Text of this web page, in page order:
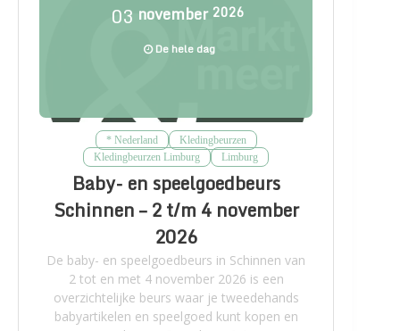
03 november 2026
De hele dag
* Nederland
Kledingbeurzen
Kledingbeurzen Limburg
Limburg
Baby- en speelgoedbeurs
Schinnen – 2 t/m 4 november
2026
De baby- en speelgoedbeurs in Schinnen van
2 tot en met 4 november 2026 is een
overzichtelijke beurs waar je tweedehands
babyartikelen en speelgoed kunt kopen en